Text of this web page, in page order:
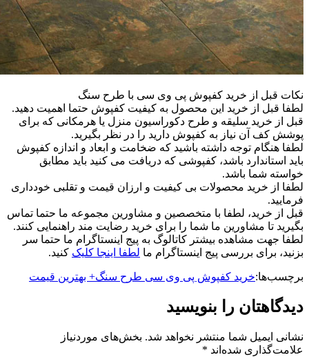
نکات قبل از خرید کفپوش پی وی سی با طرح سنگ
لطفا قبل از خرید این محصول به کیفیت کفپوش حتما اهمیت دهید.
قبل از خرید سلیقه و طرح دکوراسیون منزل یا هرمکانی که برای
پوشش کف آن نیاز به کفپوش دارید را در نظر بگیرید.
لطفا هنگام توجه داشته باشید که ضخامت و ابعاد و اندازه کفپوش
باید استاندارد باشد، کفپوشی که دریافت می کنید باید مطابق
خواسته شما باشد.
لطفا از خرید محصولات بی کیفیت و ارزان قیمت و تقلبی خودداری
فرمایید.
قبل از خرید، لطفا با متخصصین و مشاورین مجموعه ما حتما تماس
بگیرید تا مشاورین ما شما را برای خرید رضایت مند راهنمایی کنند.
لطفا جهت مشاهده بیشتر کاتالوگ به پیج اینستاگرام ما حتما سر
بزنید، برای بررسی پیج اینستاگرام ما لطفا اینجا کلیک کنید.
برچسب‌ها:خرید کفپوش پی وی سی طرح سنگ+ بهترین قیمت
دیدگاهتان را بنویسید
نشانی ایمیل شما منتشر نخواهد شد. بخش‌های موردنیاز
علامت‌گذاری شده‌اند *